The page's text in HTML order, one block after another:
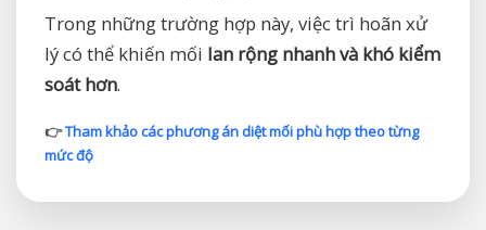
Trong những trường hợp này, việc trì hoãn xử
lý có thể khiến mối lan rộng nhanh và khó kiểm
soát hơn.
👉Tham khảo các phương án diệt mối phù hợp theo từng
mức độ